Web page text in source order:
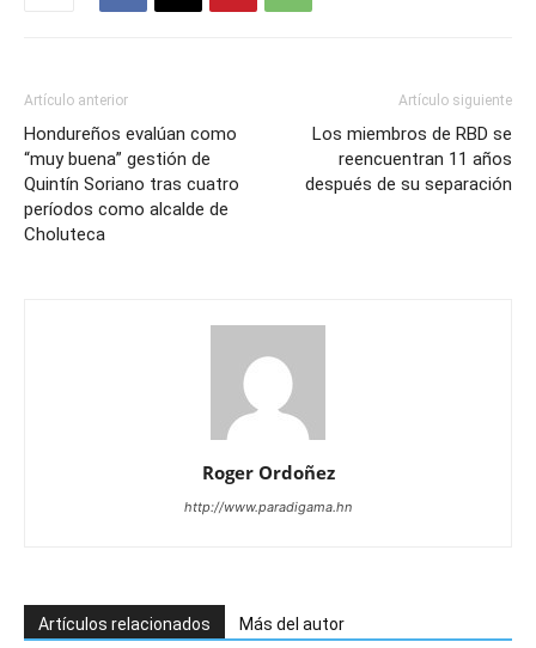
Artículo anterior
Hondureños evalúan como
“muy buena” gestión de
Quintín Soriano tras cuatro
períodos como alcalde de
Choluteca
Artículo siguiente
Los miembros de RBD se
reencuentran 11 años
después de su separación
Roger Ordoñez
http://www.paradigama.hn
Artículos relacionados Más del autor